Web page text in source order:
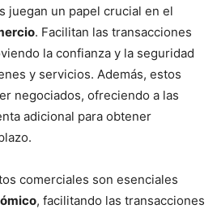
juegan un papel crucial en el
. Facilitan las transacciones
la confianza y la seguridad
y servicios. Además, estos
negociados, ofreciendo a las
adicional para obtener
comerciales son esenciales
, facilitando las transacciones